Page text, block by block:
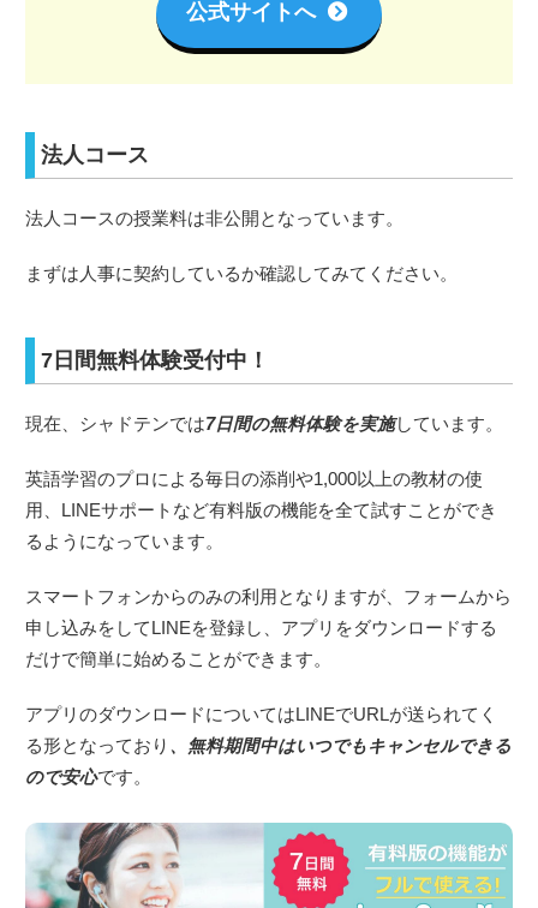
公式サイトへ
法人コース
法人コースの授業料は非公開となっています。
まずは人事に契約しているか確認してみてください。
7日間無料体験受付中！
現在、シャドテンでは7日間の無料体験を実施しています。
英語学習のプロによる毎日の添削や1,000以上の教材の使
用、LINEサポートなど有料版の機能を全て試すことができ
るようになっています。
スマートフォンからのみの利用となりますが、フォームから
申し込みをしてLINEを登録し、アプリをダウンロードする
だけで簡単に始めることができます。
アプリのダウンロードについてはLINEでURLが送られてく
る形となっており 、無料期間中はいつでもキャンセルできる
ので安心です。